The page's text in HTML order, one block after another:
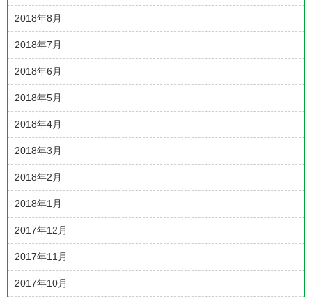
2018年8月
2018年7月
2018年6月
2018年5月
2018年4月
2018年3月
2018年2月
2018年1月
2017年12月
2017年11月
2017年10月